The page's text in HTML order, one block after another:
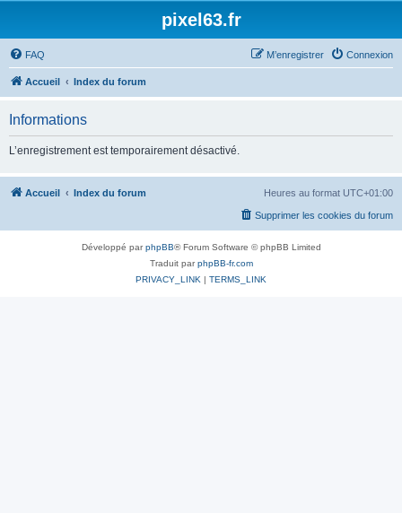
pixel63.fr
FAQ Connexion
M’enregistrer
Accueil Index du forum
Informations
L’enregistrement est temporairement désactivé.
Accueil Index du forum Heures au format UTC+01:00
Supprimer les cookies du forum
Développé parphpBB® Forum Software © phpBB Limited
Traduit parphpBB-fr.com
PRIVACY_LINK | TERMS_LINK